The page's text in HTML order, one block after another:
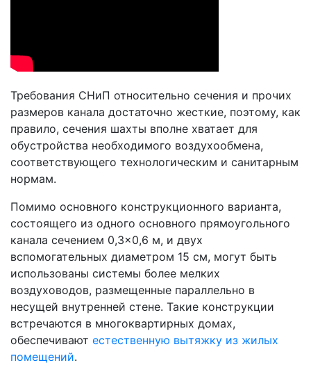
Требования СНиП относительно сечения и прочих
размеров канала достаточно жесткие, поэтому, как
правило, сечения шахты вполне хватает для
обустройства необходимого воздухообмена,
соответствующего технологическим и санитарным
нормам.
Помимо основного конструкционного варианта,
состоящего из одного основного прямоугольного
канала сечением 0,3×0,6 м, и двух
вспомогательных диаметром 15 см, могут быть
использованы системы более мелких
воздуховодов, размещенные параллельно в
несущей внутренней стене. Такие конструкции
встречаются в многоквартирных домах,
обеспечивают естественную вытяжку из жилых
помещений.